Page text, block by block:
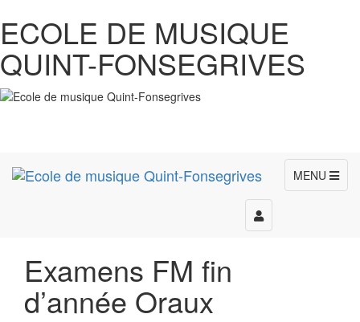
ECOLE DE MUSIQUE
QUINT-FONSEGRIVES
MENU
Toggle
navigation
Examens FM fin
d’année Oraux